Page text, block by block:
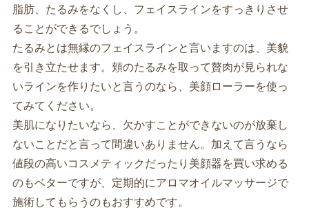
脂肪、たるみをなくし、フェイスラインをすっきりさせ
ることができるでしょう。
たるみとは無縁のフェイスラインと言いますのは、美貌
を引き立たせます。頬のたるみを取って贅肉が見られな
いラインを作りたいと言うのなら、美顔ローラーを使っ
てみてください。
美肌になりたいなら、欠かすことができないのが放棄し
ないことだと言って間違いありません。加えて言うなら
値段の高いコスメティックだったり美顔器を買い求める
のもベターですが、定期的にアロマオイルマッサージで
施術してもらうのもおすすめです。